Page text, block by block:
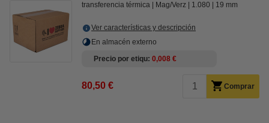
transferencia térmica Mag/Verz 1.080 19 mm
Ver características y descripción
En almacén externo
Precio por etiqu 0,008 €
80,50 € Comprar